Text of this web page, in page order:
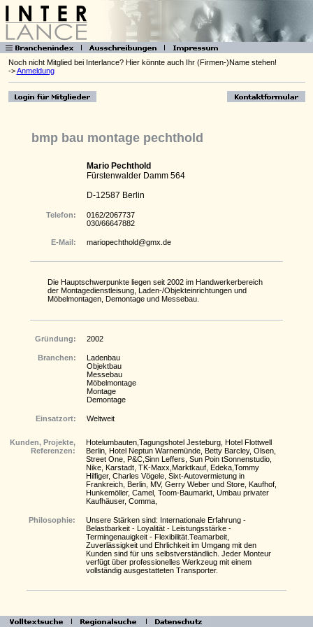
Noch nicht Mitglied bei Interlance? Hier könnte auch Ihr (Firmen-)Name stehen!
->Anmeldung
bmp bau montage pechthold
Mario Pechthold
Fürstenwalder Damm 564
D-12587 Berlin
Telefon:
0162/2067737
030/66647882
E-Mail: mariopechthold@gmx.de
Die Hauptschwerpunkte liegen seit 2002 im Handwerkerbereich
der Montagedienstleisung, Laden-/Objekteinrichtungen und
Möbelmontagen, Demontage und Messebau.
Gründung: 2002
Branchen:
Ladenbau
Objektbau
Messebau
Möbelmontage
Montage
Demontage
Einsatzort: Weltweit
Kunden, Projekte,
Referenzen:
Hotelumbauten,Tagungshotel Jesteburg, Hotel Flottwell
Berlin, Hotel Neptun Warnemünde, Betty Barcley, Olsen,
Street One, P&C,Sinn Leffers, Sun Poin tSonnenstudio,
Nike, Karstadt, TK-Maxx,Marktkauf, Edeka,Tommy
Hilfiger, Charles Vögele, Sixt-Autovermietung in
Frankreich, Berlin, MV, Gerry Weber und Store, Kaufhof,
Hunkemöller, Camel, Toom-Baumarkt, Umbau privater
Kaufhäuser, Comma,
Philosophie:
Unsere Stärken sind: Internationale Erfahrung -
Belastbarkeit - Loyalität - Leistungsstärke -
Termingenauigkeit - Flexibilität.Teamarbeit,
Zuverlässigkeit und Ehrlichkeit im Umgang mit den
Kunden sind für uns selbstverständlich. Jeder Monteur
verfügt über professionelles Werkzeug mit einem
vollständig ausgestatteten Transporter.